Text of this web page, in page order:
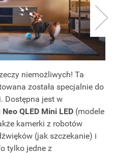
niemożliwych! Ta
została specjalnie do
Dostępna jest w
Neo QLED Mini LED (modele
kamerki z robotów
(jak szczekanie) i
tylko jedne z